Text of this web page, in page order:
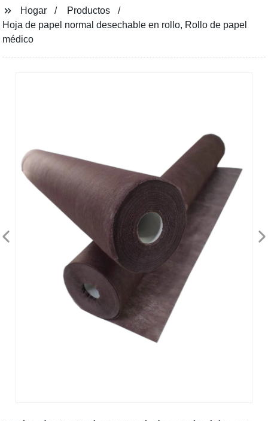
Hogar
Productos
Hoja de papel normal desechable en rollo, Rollo de papel
médico